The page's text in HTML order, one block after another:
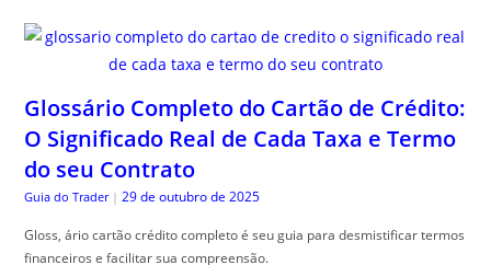
Glossário Completo do Cartão de Crédito:
O Significado Real de Cada Taxa e Termo
do seu Contrato
Guia do Trader | 29 de outubro de 2025
Gloss, ário cartão crédito completo é seu guia para desmistificar termos
financeiros e facilitar sua compreensão.